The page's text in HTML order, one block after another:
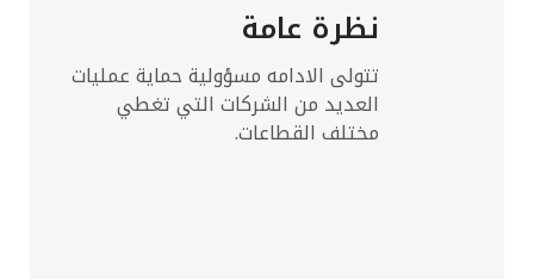
نظرة عامة
تتولى الادامه مسؤولية حماية عمليات
العديد من الشركات التي تغطي
مختلف القطاعات.